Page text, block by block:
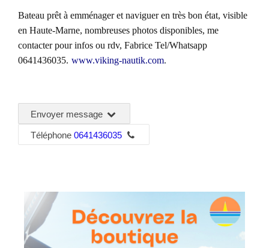
Bateau prêt à emménager et naviguer en très bon état, visible
en Haute-Marne, nombreuses photos disponibles, me
contacter pour infos ou rdv, Fabrice Tel/Whatsapp
0641436035. www.viking-nautik.com.
Envoyer message
Téléphone 0641436035